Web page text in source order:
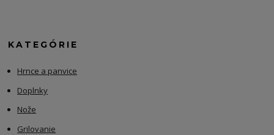
KATEGÓRIE
Hrnce a panvice
Doplnky
Nože
Grilovanie